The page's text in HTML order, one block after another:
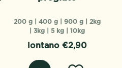
200 g | 400 g | 900 g | 2kg
3kg | 5 kg | 10kg
lontano €2,90